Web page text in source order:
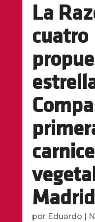
La
cuatro
Madrid
por Eduardo